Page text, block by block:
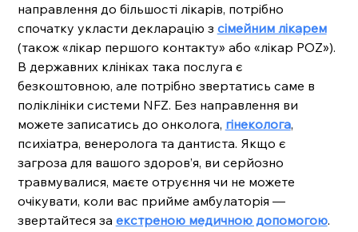
направлення до більшості лікарів, потрібно
спочатку укласти декларацію з сімейним лікарем
(також «лікар першого контакту» або «лікар POZ»).
В державних клініках така послуга є
безкоштовною, але потрібно звертатись саме в
поліклініки системи NFZ. Без направлення ви
можете записатись до онколога, гінеколога,
психіатра, венеролога та дантиста. Якщо є
загроза для вашого здоров’я, ви серйозно
травмувалися, маєте отруєння чи не можете
очікувати, коли вас прийме амбулаторія —
звертайтеся за екстреною медичною допомогою.